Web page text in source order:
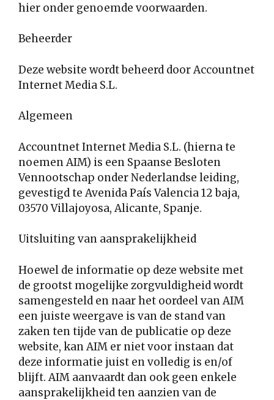
hier onder genoemde voorwaarden.
Beheerder
Deze website wordt beheerd door Accountnet
Internet Media S.L.
Algemeen
Accountnet Internet Media S.L. (hierna te
noemen AIM) is een Spaanse Besloten
Vennootschap onder Nederlandse leiding,
gevestigd te Avenida País Valencia 12 baja,
03570 Villajoyosa, Alicante, Spanje.
Uitsluiting van aansprakelijkheid
Hoewel de informatie op deze website met
de grootst mogelijke zorgvuldigheid wordt
samengesteld en naar het oordeel van AIM
een juiste weergave is van de stand van
zaken ten tijde van de publicatie op deze
website, kan AIM er niet voor instaan dat
deze informatie juist en volledig is en/of
blijft. AIM aanvaardt dan ook geen enkele
aansprakelijkheid ten aanzien van de